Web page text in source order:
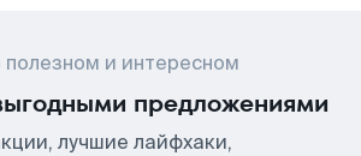
и интересном
предложениями
лучшие лайфхаки,